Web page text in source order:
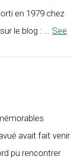
en 1979 chez
le blog :
See
avait fait venir
pu rencontrer